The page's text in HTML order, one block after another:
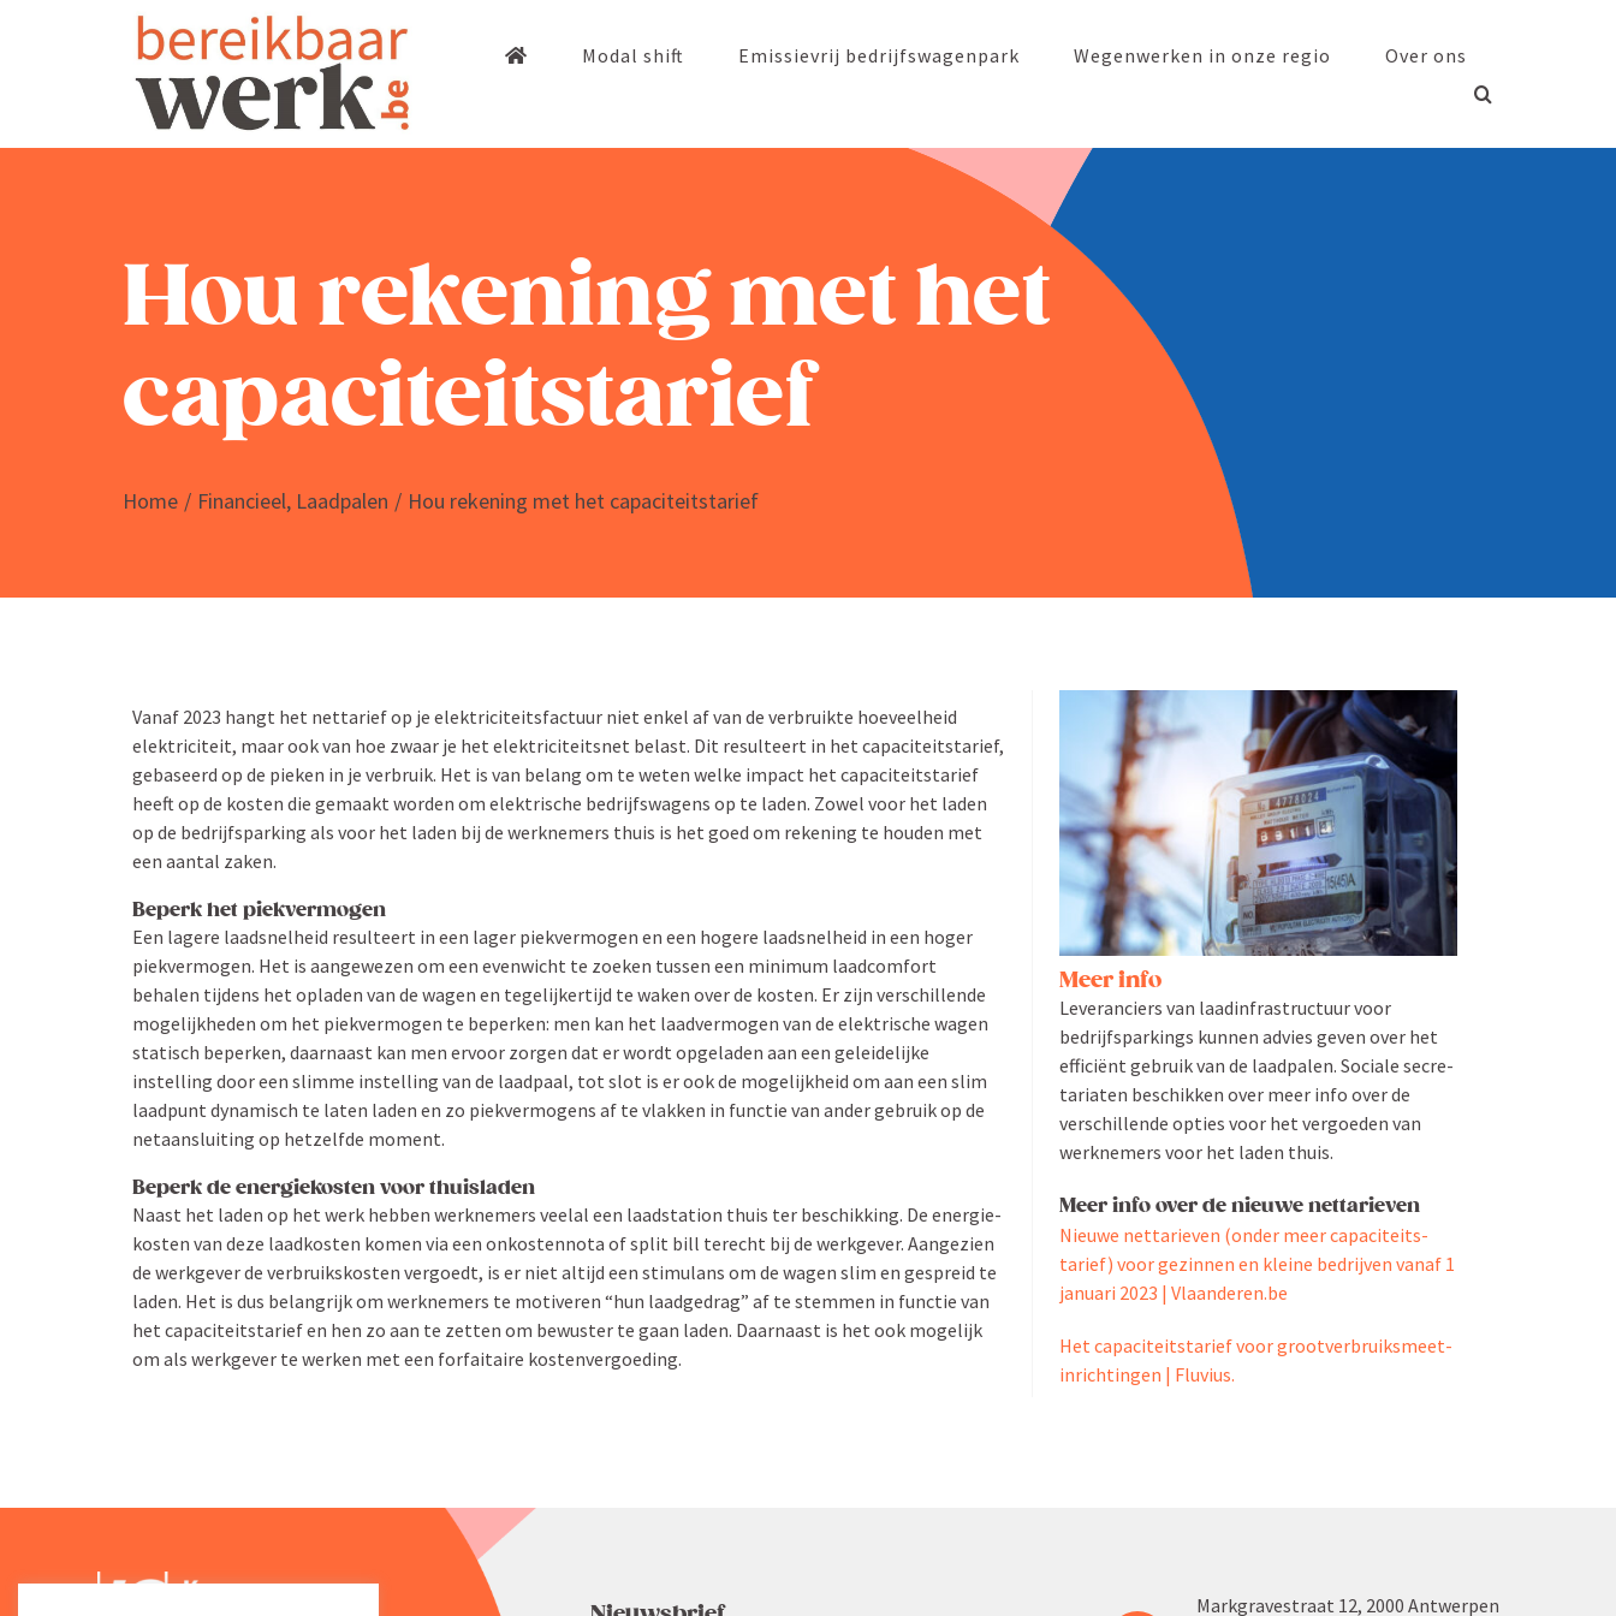
Modal shift Emissievrij bedrijfs­wa­genpark Wegen­werken in onze regio Over ons
Hou rekening met het
capaciteitstarief
Home / Finan­cieel, Laadpalen / Hou rekening met het capaciteitstarief
Vanaf 2023 hangt het nettarief op je elektri­ci­teits­factuur niet enkel af van de verbruikte hoeveelheid
elektri­citeit, maar ook van hoe zwaar je het elektri­ci­teitsnet belast. Dit resul­teert in het capaci­teits­tarief,
gebaseerd op de pieken in je verbruik. Het is van belang om te weten welke impact hetcapaci­teits­tarief
heeft op de kosten die gemaakt worden om elektrische bedrijfs­wagens op te laden. Zowel voor het laden
op de bedrijfs­parking als voor het laden bij de werknemers thuis is het goed om rekening te houden met
een aantal zaken.
Beperk het piekvermogen
Een lagere laadsnelheid resul­teert in een lager piekver­mogen en een hogere laadsnelheid in een hoger
piekver­mogen. Het is aange­wezen om een evenwicht te zoeken tussen een minimum laadcomfort
behalen tijdens het opladen van de wagen en tegelij­kertijd te waken over de kosten. Er zijn verschil­lende
mogelijk­heden om het piekver­mogen te beperken: men kan het laadver­mogen van de elektrische wagen
statisch beperken, daarnaast kan men ervoor zorgen dat er wordt opgeladen aan een gelei­de­lijke
instelling door een slimme instelling van de laadpaal, tot slot is er ook de mogelijkheid om aan een slim
laadpunt dynamisch te laten laden en zo piekver­mogens af te vlakken in functie van ander gebruik op de
netaan­sluiting op hetzelfde moment.
Beperk de energie­kosten voor thuisladen
Naast het laden op het werk hebben werknemers veelal een laadstation thuis ter beschikking. De energie­
kosten van deze laadkosten komen via een onkos­tennota of split bill terecht bij de werkgever. Aangezien
de werkgever de verbruiks­kosten vergoedt, is er niet altijd een stimulans om de wagen slim en gespreid te
laden. Het is dus belangrijk om werknemers te motiveren “hun laadgedrag” af te stemmen in functie van
het capaci­teits­tarief en hen zo aan te zetten om bewuster te gaan laden. Daarnaast is het ook mogelijk
om als werkgever te werken met een forfai­taire kostenvergoeding.
Meer info
Leveran­ciers van laadinfrastructuur voor
bedrijfs­par­kings kunnen advies geven over het
efficiënt gebruik van de laadpalen. Sociale secre­
ta­riaten beschikken over meer info over de
verschil­lende opties voor het vergoeden van
werknemers voor het laden thuis.
Meer info over de nieuwe nettarieven
Nieuwe netta­rieven (onder meer capaci­teits­
tarief) voor gezinnen en kleine bedrijven vanaf 1
januari 2023 | Vlaanderen.be
Het capaci­teits­tarief voor groot­ver­bruik­smeet­
in­rich­tingen | Fluvius.
Markgra­vestraat 12, 2000 Antwerpen